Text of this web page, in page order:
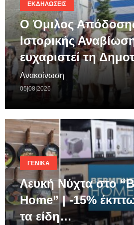
ΕΚΔΗΛΏΣΕΙΣ
Ο Όμιλος
Ιστορικής
ευχαριστεί τη
Ανακοίνωση
05|08|2026
ΓΕΝΙΚΆ
Λευκή Νύχτα στο
Home” | -15%
τα είδη…